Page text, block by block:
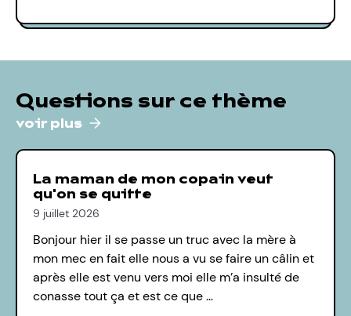
Questions sur ce thème
voir plus
La maman de mon copain veut
qu'on se quitte
9 juillet 2026
Bonjour hier il se passe un truc avec la mère à
mon mec en fait elle nous a vu se faire un câlin et
après elle est venu vers moi elle m’a insulté de
conasse tout ça et est ce que …